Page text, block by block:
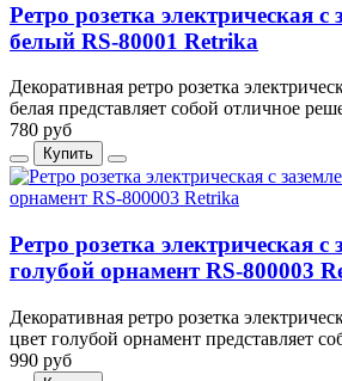
Ретро розетка электрическая с
белый RS-80001 Retrika
Декоративная ретро розетка
белая представляет собой отличное
780 руб
Купить
Ретро розетка электрическая с
голубой орнамент RS-800003
Декоративная ретро розетка
цвет голубой орнамент представляет
990 руб